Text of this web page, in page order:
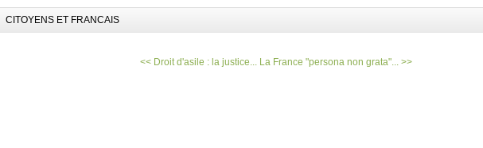
CITOYENS ET FRANCAIS
<< Droit d'asile : la justice... La France "persona non grata"... >>